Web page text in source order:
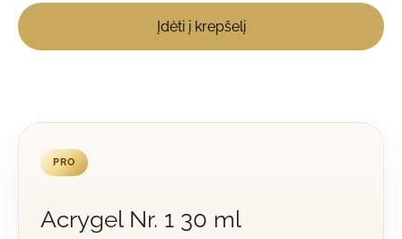
Įdėti į krepšelį
PRO
Acrygel Nr. 1 30 ml